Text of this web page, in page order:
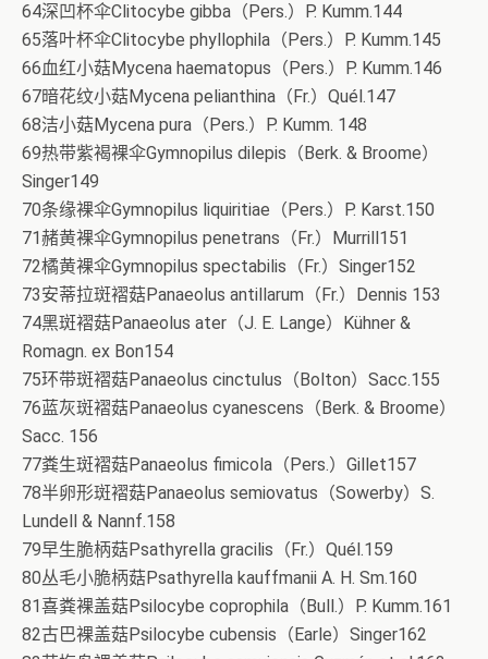
64深凹杯伞Clitocybe gibba（Pers.）P. Kumm.144
65落叶杯伞Clitocybe phyllophila（Pers.）P. Kumm.145
66血红小菇Mycena haematopus（Pers.）P. Kumm.146
67暗花纹小菇Mycena pelianthina（Fr.）Quél.147
68洁小菇Mycena pura（Pers.）P. Kumm. 148
69热带紫褐裸伞Gymnopilus dilepis（Berk. & Broome）
Singer149
70条缘裸伞Gymnopilus liquiritiae（Pers.）P. Karst.150
71赭黄裸伞Gymnopilus penetrans（Fr.）Murrill151
72橘黄裸伞Gymnopilus spectabilis（Fr.）Singer152
73安蒂拉斑褶菇Panaeolus antillarum（Fr.）Dennis 153
74黑斑褶菇Panaeolus ater（J. E. Lange）Kühner &
Romagn. ex Bon154
75环带斑褶菇Panaeolus cinctulus（Bolton）Sacc.155
76蓝灰斑褶菇Panaeolus cyanescens（Berk. & Broome）
Sacc. 156
77粪生斑褶菇Panaeolus fimicola（Pers.）Gillet157
78半卵形斑褶菇Panaeolus semiovatus（Sowerby）S.
Lundell & Nannf.158
79早生脆柄菇Psathyrella gracilis（Fr.）Quél.159
80丛毛小脆柄菇Psathyrella kauffmanii A. H. Sm.160
81喜粪裸盖菇Psilocybe coprophila（Bull.）P. Kumm.161
82古巴裸盖菇Psilocybe cubensis（Earle）Singer162